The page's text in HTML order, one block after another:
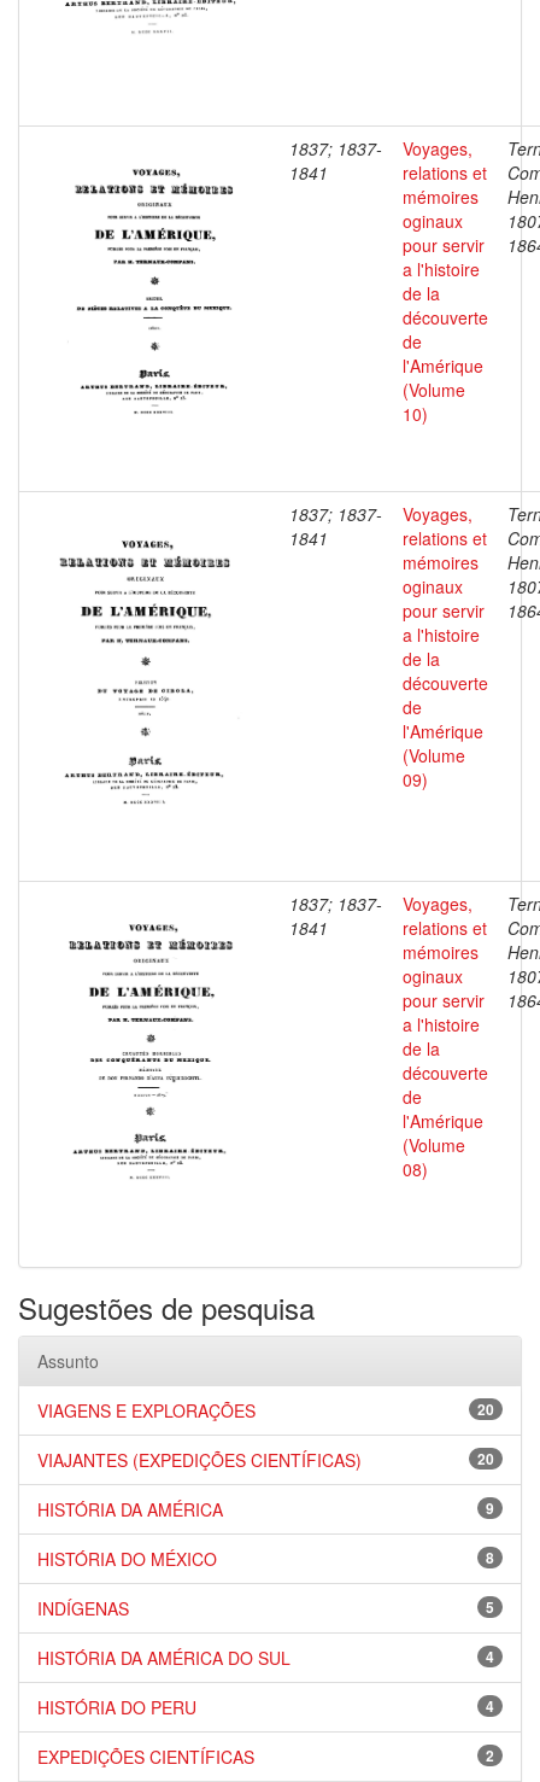
1837; 1837-
1841
Voyages,
relations et
mémoires
oginaux
pour servir
a l'histoire
de la
découverte
de
l'Amérique
(Volume
10)
1837; 1837-
1841
Voyages,
relations et
mémoires
oginaux
pour servir
a l'histoire
de la
découverte
de
l'Amérique
(Volume
09)
1837; 1837-
1841
Voyages,
relations et
mémoires
oginaux
pour servir
a l'histoire
de la
découverte
de
l'Amérique
(Volume
08)
Sugestões de pesquisa
Assunto
20
VIAGENS E EXPLORAÇÕES
20
VIAJANTES (EXPEDIÇÕES CIENTÍFICAS)
9
HISTÓRIA DA AMÉRICA
8
HISTÓRIA DO MÉXICO
5
INDÍGENAS
4
HISTÓRIA DA AMÉRICA DO SUL
4
HISTÓRIA DO PERU
2
EXPEDIÇÕES CIENTÍFICAS